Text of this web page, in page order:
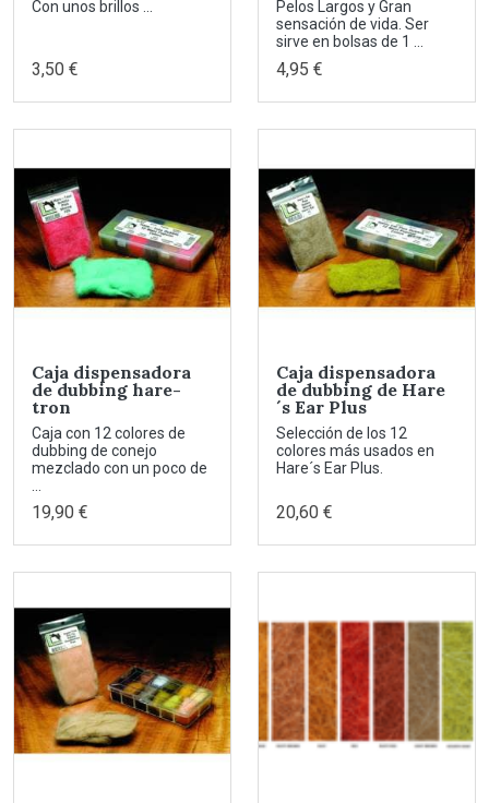
Con unos brillos ...
3,50 €
Pelos Largos y Gran
sensación de vida. Ser
sirve en bolsas de 1 ...
4,95 €
Caja dispensadora
de dubbing hare-
tron
Caja con 12 colores de
dubbing de conejo
mezclado con un poco de
19,90 €
Caja dispensadora
de dubbing de Hare
´s Ear Plus
Selección de los 12
colores más usados en
Hare´s Ear Plus.
20,60 €